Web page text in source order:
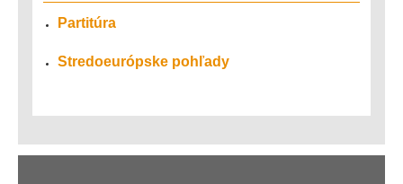
Partitúra
Stredoeurópske pohľady